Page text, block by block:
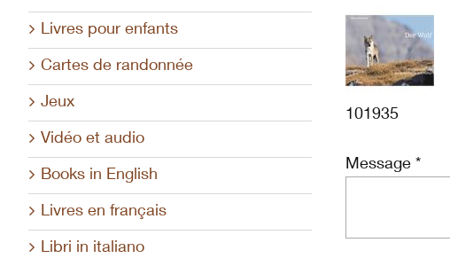
Livres pour enfants
Cartes de randonnée
Jeux
Vidéo et audio
Books in English
Livres en français
Libri in italiano
101935
Message *